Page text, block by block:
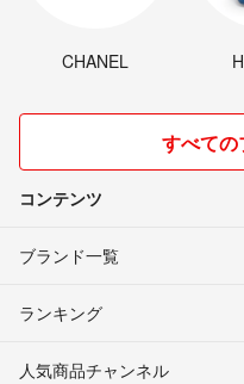
CHANEL
すべての
コンテンツ
ブランド一覧
ランキング
人気商品チャンネル